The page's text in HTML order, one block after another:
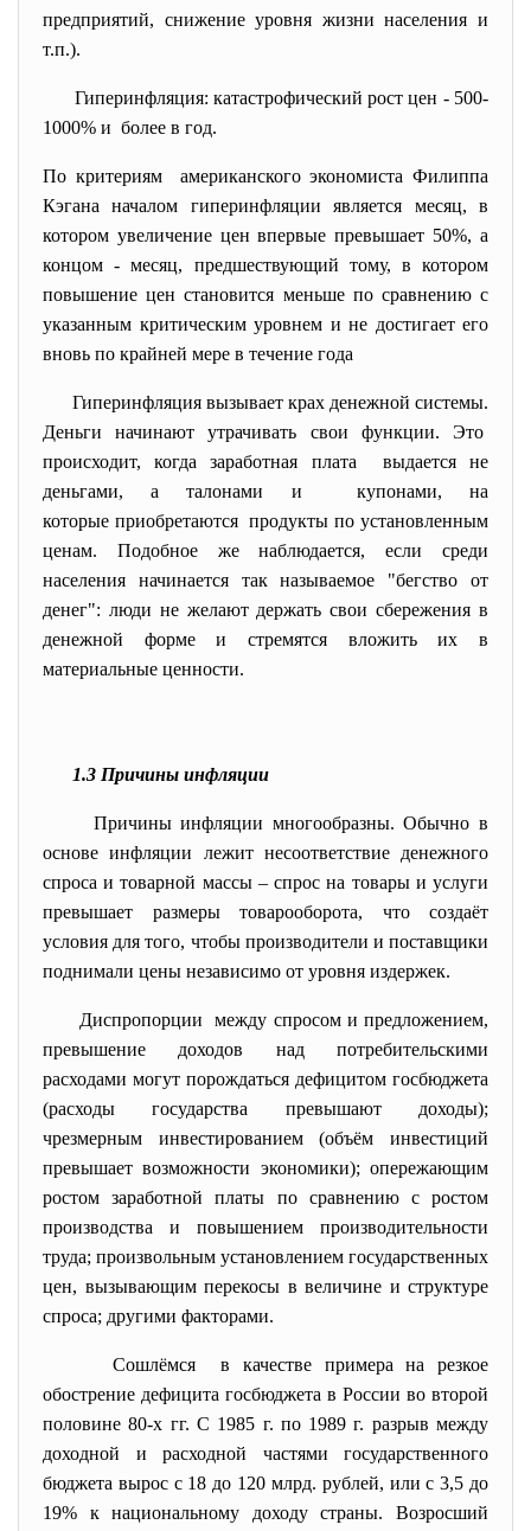
предприятий, снижение уровня жизни населения и
т.п.).
Гиперинфляция: катастрофический рост цен - 500-
1000% и более в год.
По критериям американского экономиста Филиппа
Кэгана началом гиперинфляции является месяц, в
котором увеличение цен впервые превышает 50%, а
концом - месяц, предшествующий тому, в котором
повышение цен становится меньше по сравнению с
указанным критическим уровнем и не достигает его
вновь по крайней мере в течение года
Гиперинфляция вызывает крах денежной системы.
Деньги начинают утрачивать свои функции. Это
происходит, когда заработная плата выдается не
деньгами, а талонами и купонами, на
которые приобретаются продукты по установленным
ценам. Подобное же наблюдается, если среди
населения начинается так называемое "бегство от
денег": люди не желают держать свои сбережения в
денежной форме и стремятся вложить их в
материальные ценности.
1.3 Причины инфляции
Причины инфляции многообразны. Обычно в
основе инфляции лежит несоответствие денежного
спроса и товарной массы – спрос на товары и услуги
превышает размеры товарооборота, что создаёт
условия для того, чтобы производители и поставщики
поднимали цены независимо от уровня издержек.
Диспропорции между спросом и предложением,
превышение доходов над потребительскими
расходами могут порождаться дефицитом госбюджета
(расходы государства превышают доходы);
чрезмерным инвестированием (объём инвестиций
превышает возможности экономики); опережающим
ростом заработной платы по сравнению с ростом
производства и повышением производительности
труда; произвольным установлением государственных
цен, вызывающим перекосы в величине и структуре
спроса; другими факторами.
Сошлёмся в качестве примера на резкое
обострение дефицита госбюджета в России во второй
половине 80-х гг. С 1985 г. по 1989 г. разрыв между
доходной и расходной частями государственного
бюджета вырос с 18 до 120 млрд. рублей, или с 3,5 до
19% к национальному доходу страны. Возросший